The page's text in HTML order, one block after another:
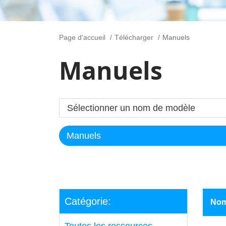
Page d'accueil Télécharger Manuels
Manuels
Catégorie: